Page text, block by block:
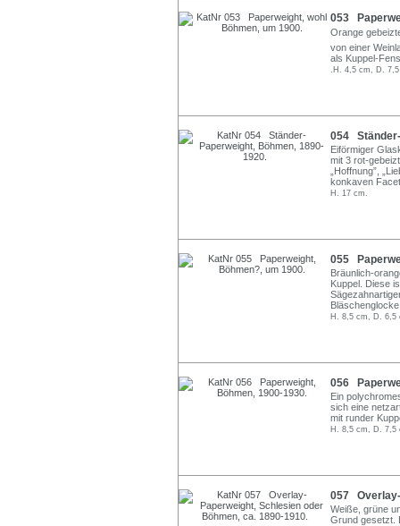
053
Orange
von einer
als Kuppel-
.H. 4,5 cm, D.
054 Ständer-
Eiförmiger
mit 3 rot-
„Hoffnung”,
konkaven
H. 17 cm.
055
Bräunlich-
Kuppel. Diese
H. 8,5 cm, D. 6,5
056
Ein
sich eine
mit runder
H. 8,5 cm, D. 7,5
057 Overlay-
Weiße, grüne
Grund gesetzt.